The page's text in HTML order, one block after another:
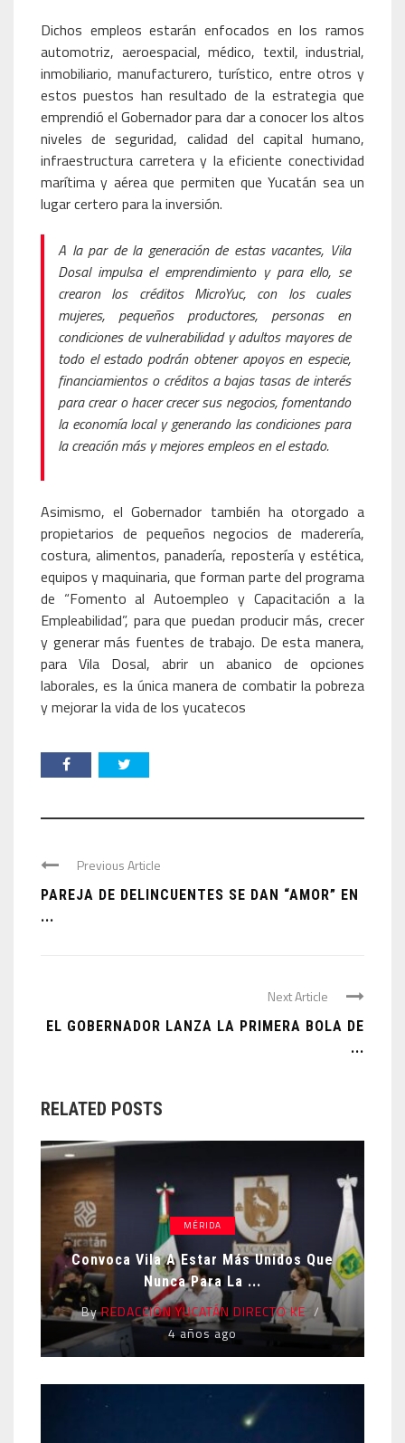
Dichos empleos estarán enfocados en los ramos
automotriz, aeroespacial, médico, textil, industrial,
inmobiliario, manufacturero, turístico, entre otros y
estos puestos han resultado de la estrategia que
emprendió el Gobernador para dar a conocer los altos
niveles de seguridad, calidad del capital humano,
infraestructura carretera y la eficiente conectividad
marítima y aérea que permiten que Yucatán sea un
lugar certero para la inversión.
A la par de la generación de estas vacantes, Vila
Dosal impulsa el emprendimiento y para ello, se
crearon los créditos MicroYuc, con los cuales
mujeres, pequeños productores, personas en
condiciones de vulnerabilidad y adultos mayores de
todo el estado podrán obtener apoyos en especie,
financiamientos o créditos a bajas tasas de interés
para crear o hacer crecer sus negocios, fomentando
la economía local y generando las condiciones para
la creación más y mejores empleos en el estado.
Asimismo, el Gobernador también ha otorgado a
propietarios de pequeños negocios de maderería,
costura, alimentos, panadería, repostería y estética,
equipos y maquinaria, que forman parte del programa
de “Fomento al Autoempleo y Capacitación a la
Empleabilidad”, para que puedan producir más, crecer
y generar más fuentes de trabajo. De esta manera,
para Vila Dosal, abrir un abanico de opciones
laborales, es la única manera de combatir la pobreza
y mejorar la vida de los yucatecos
Previous Article
PAREJA DE DELINCUENTES SE DAN “AMOR” EN
...
Next Article
EL GOBERNADOR LANZA LA PRIMERA BOLA DE
...
RELATED POSTS
MÉRIDA
Convoca Vila A Estar Más Unidos Que
Nunca Para La ...
ByREDACCIÓN YUCATÁN DIRECTO KE
4 años ago